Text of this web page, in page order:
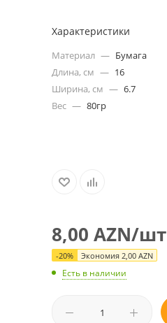
Характеристики
Материал — Бумага
Длина, см — 16
Ширина, см — 6.7
Вес — 80гр
8,00 AZN/шт
-20% Экономия 2,00 AZN
Есть в наличии